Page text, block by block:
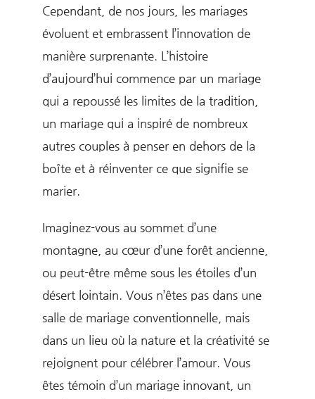
Cependant, de nos jours, les mariages
évoluent et embrassent l’innovation de
manière surprenante. L’histoire
d’aujourd’hui commence par un mariage
qui a repoussé les limites de la tradition,
un mariage qui a inspiré de nombreux
autres couples à penser en dehors de la
boîte et à réinventer ce que signifie se
marier.
Imaginez-vous au sommet d’une
montagne, au cœur d’une forêt ancienne,
ou peut-être même sous les étoiles d’un
désert lointain. Vous n’êtes pas dans une
salle de mariage conventionnelle, mais
dans un lieu où la nature et la créativité se
rejoignent pour célébrer l’amour. Vous
êtes témoin d’un mariage innovant, un